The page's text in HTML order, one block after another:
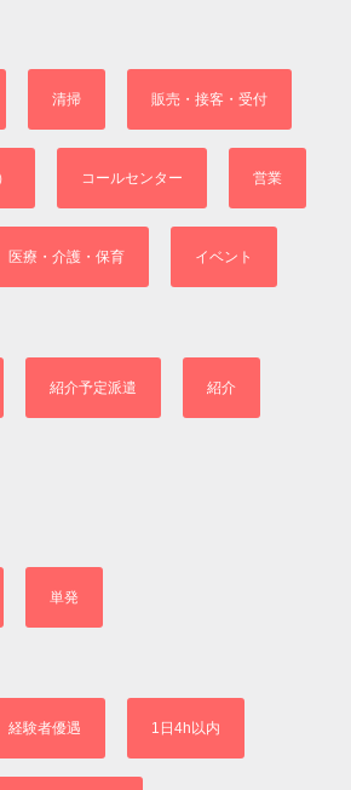
清掃 販売・接客・受付
コールセンター 営業
医療・介護・保育 イベント
紹介予定派遣 紹介
単発
経験者優遇 1日4h以内